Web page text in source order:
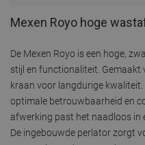
Mexen Royo hoge
De Mexen Royo is een hoge,
stijl en functionaliteit. Gemaakt
kraan voor langdurige
optimale betrouwbaarheid en
afwerking past het naadloos in
De ingebouwde perlator zorgt